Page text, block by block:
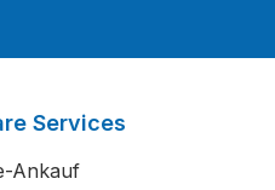
Services
Ankauf